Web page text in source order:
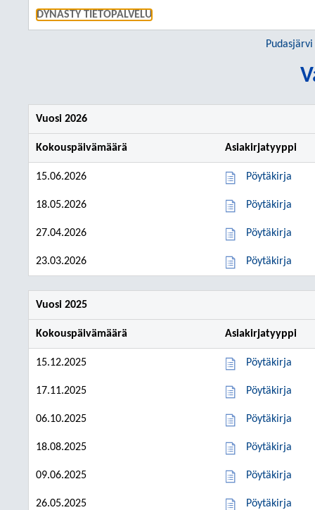
DYNASTY TIETOPALVELU
Pudasjärvi
Vuosi 2026
Kokouspäivämäärä Asiakirjatyyppi
15.06.2026 Pöytäkirja
18.05.2026 Pöytäkirja
27.04.2026 Pöytäkirja
23.03.2026 Pöytäkirja
Vuosi 2025
Kokouspäivämäärä Asiakirjatyyppi
15.12.2025 Pöytäkirja
17.11.2025 Pöytäkirja
06.10.2025 Pöytäkirja
18.08.2025 Pöytäkirja
09.06.2025 Pöytäkirja
26.05.2025 Pöytäkirja